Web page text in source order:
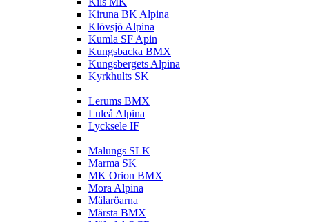
Kiruna BK Alpina
Klövsjö Alpina
Kumla SF Apin
Kungsbacka BMX
Kungsbergets Alpina
Kyrkhults SK
Lerums BMX
Luleå Alpina
Lycksele IF
Malungs SLK
Marma SK
MK Orion BMX
Mora Alpina
Mälaröarna
Märsta BMX